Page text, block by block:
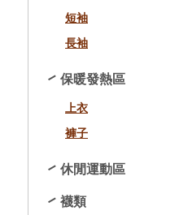
短袖
長袖
保暖發熱區
上衣
褲子
休閒運動區
襪類